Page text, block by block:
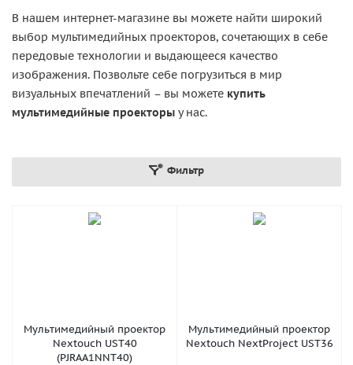
В нашем интернет-магазине вы можете найти широкий
выбор мультимедийных проекторов, сочетающих в себе
передовые технологии и выдающееся качество
изображения. Позвольте себе погрузиться в мир
визуальных впечатлений – вы можете купить
мультимедийные проекторы у нас.
Фильтр
Мультимедийный проектор
Nextouch UST40
(PJRAA1NNT40)
Мультимедийный проектор
Nextouch NextProject UST36